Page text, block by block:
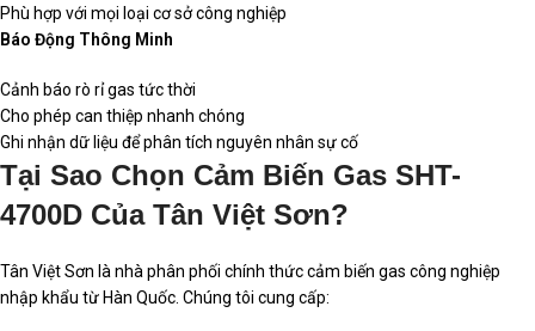
Phù hợp với mọi loại cơ sở công nghiệp
Báo Động Thông Minh
Cảnh báo rò rỉ gas tức thời
Cho phép can thiệp nhanh chóng
Ghi nhận dữ liệu để phân tích nguyên nhân sự cố
Tại Sao Chọn Cảm Biến Gas SHT-
4700D Của Tân Việt Sơn?
Tân Việt Sơn là nhà phân phối chính thức cảm biến gas công nghiệp
nhập khẩu từ Hàn Quốc. Chúng tôi cung cấp: